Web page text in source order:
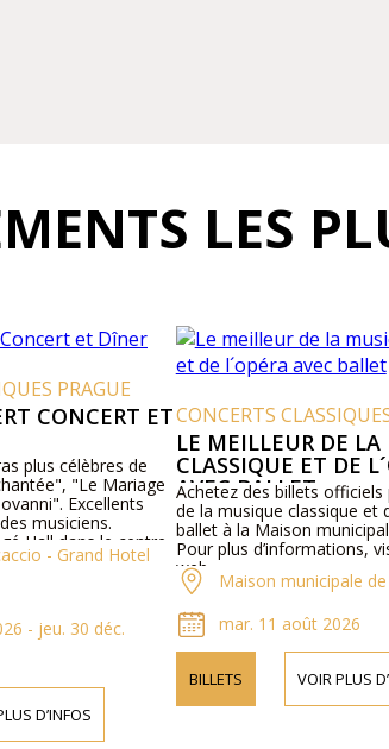
LES
PRAGUE
CONCERT ET
plus célèbres de
"Le Mariage
Excellents
musiciens.
Hall dans le centre
- Grand Hotel
- jeu. 30 déc.
D’INFOS
CONCERTS
LE MEILLEUR DE
CLASSIQUE ET DE
AVEC BALLET
Achetez des billets
de la musique classique et
ballet à la Maison
Pour plus d’informations,
web.
Maison municipale
mar. 11 août 2026
BILLETS VOIR PLUS